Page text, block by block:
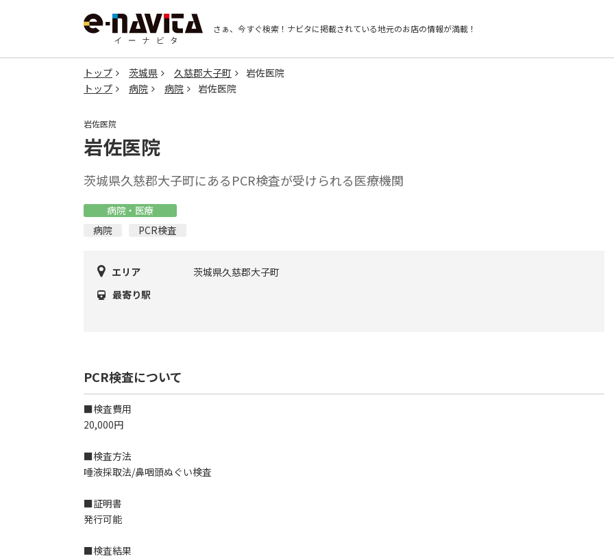
さぁ、今すぐ検索！ ナビタに掲載されている地元のお店の情報が満載！
トップ 茨城県 久慈郡大子町
岩佐医院
トップ
病院 病院 岩佐医院
岩佐医院
岩佐医院
茨城県久慈郡大子町にあるPCR検査が受けられる医療機関
病院・医療
病院
PCR検査
エリア
茨城県久慈郡大子町
最寄り駅
PCR検査について
■検査費用
20,000円
■検査方法
唾液採取法/鼻咽頭ぬぐい検査
■証明書
発行可能
■検査結果